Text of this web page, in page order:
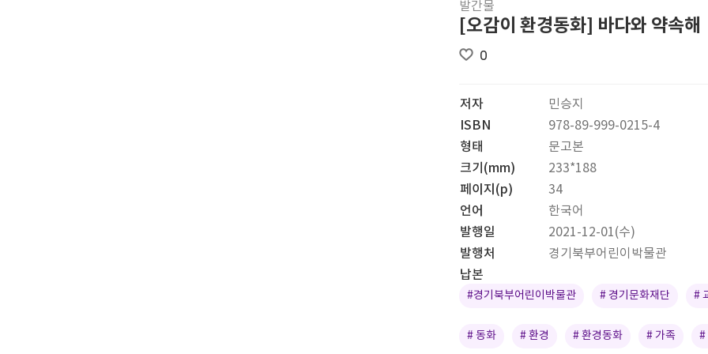
발간물
[오감이 환경동화] 바다와 약속해
0
저자
민승지
ISBN
978-89-999-0215-4
형태
문고본
크기(mm)
233*188
페이지(p)
34
언어
한국어
발행일
2021-12-01(수)
발행처
경기북부어린이박물관
납본
#경기북부어린이박물관 # 경기문화재단 #
# 동화 # 환경 # 환경동화 # 가족 #